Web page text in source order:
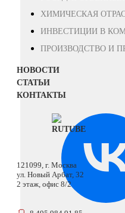
ХИМИЧЕСКАЯ
ИНВЕСТИЦИИ В
ПРОИЗВОДСТВО И
НОВОСТИ
СТАТЬИ
КОНТАКТЫ
121099, г. Москва
ул. Новый Арбат, 32
2 этаж, офис 8/2